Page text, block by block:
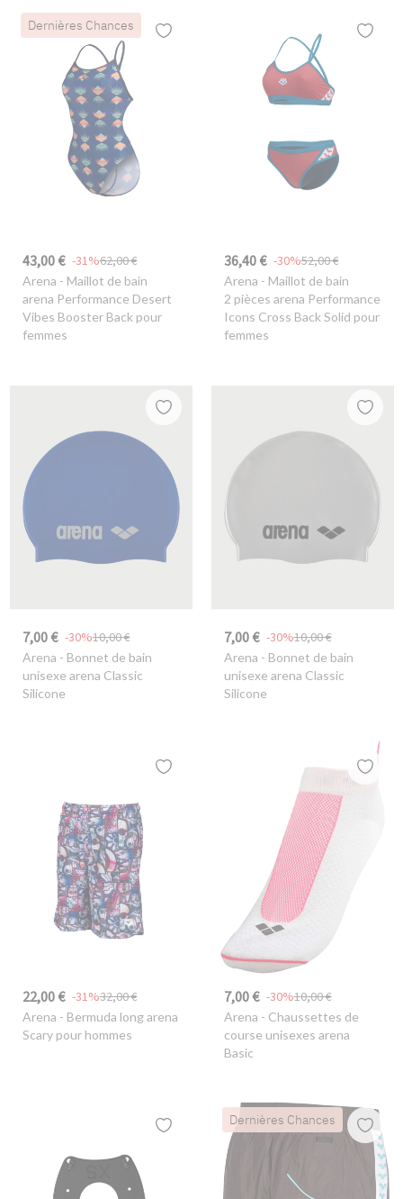
Dernières Chances
43,00 € 62,00 €
-31%
Arena - Maillot de bain
arena Performance Desert
Vibes Booster Back pour
femmes
36,40 € 52,00 €
-30%
Arena - Maillot de bain
2 pièces arena Performance
Icons Cross Back Solid pour
femmes
7,00 € 10,00 €
-30%
Arena - Bonnet de bain
unisexe arena Classic
Silicone
7,00 € 10,00 €
-30%
Arena - Bonnet de bain
unisexe arena Classic
Silicone
22,00 € 32,00 €
-31%
Arena - Bermuda long arena
Scary pour hommes
7,00 € 10,00 €
-30%
Arena - Chaussettes de
course unisexes arena
Basic
Dernières Chances